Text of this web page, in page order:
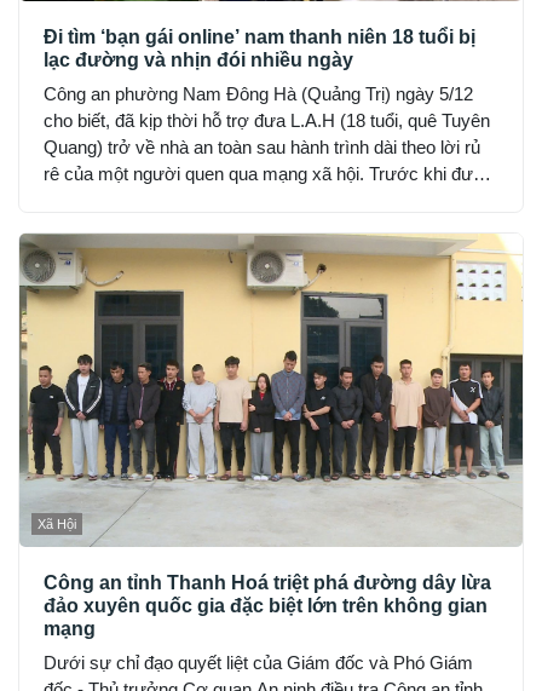
Đi tìm ‘bạn gái online’ nam thanh niên 18 tuổi bị
lạc đường và nhịn đói nhiều ngày
Công an phường Nam Đông Hà (Quảng Trị) ngày 5/12
cho biết, đã kịp thời hỗ trợ đưa L.A.H (18 tuổi, quê Tuyên
Quang) trở về nhà an toàn sau hành trình dài theo lời rủ
rê của một người quen qua mạng xã hội. Trước khi được
Xã Hội
Công an tỉnh Thanh Hoá triệt phá đường dây lừa
đảo xuyên quốc gia đặc biệt lớn trên không gian
mạng
Dưới sự chỉ đạo quyết liệt của Giám đốc và Phó Giám